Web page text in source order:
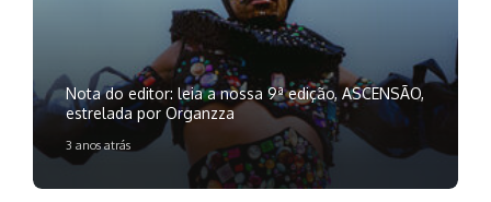
Nota do editor: leia a nossa 9ª edição, ASCENSÃO,
estrelada por Organzza
3 anos atrás